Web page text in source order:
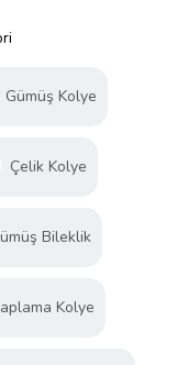
Gümüş Kolye
Çelik Kolye
Bileklik
Kolye